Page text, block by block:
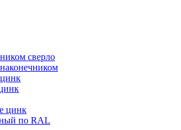
сверло
цинк
по RAL